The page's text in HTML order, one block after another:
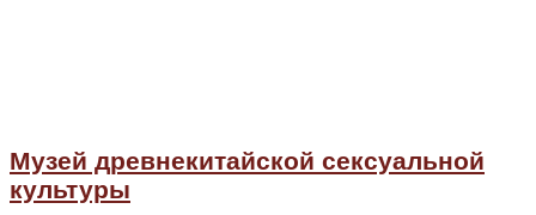
Музей древнекитайской сексуальной
культуры